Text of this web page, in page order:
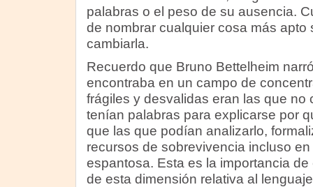
palabras o el peso de su ausencia.
de nombrar cualquier cosa más apto
cambiarla.
Recuerdo que Bruno Bettelheim
encontraba en un campo de
frágiles y desvalidas eran las que no
tenían palabras para explicarse por
que las que podían analizarlo,
recursos de sobrevivencia incluso
espantosa. Esta es la importancia
de esta dimensión relativa al